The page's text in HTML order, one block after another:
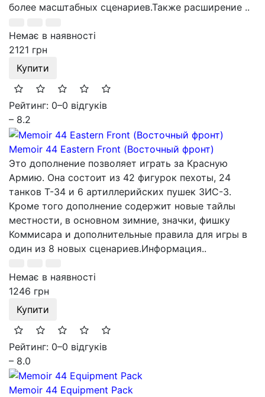
более масштабных сценариев.Также расширение ..
Немає в наявності
2121 грн
Купити
Рейтинг: 0–0 відгуків
– 8.2
Memoir 44 Eastern Front (Восточный фронт)
Это дополнение позволяет играть за Красную
Армию. Она состоит из 42 фигурок пехоты, 24
танков T-34 и 6 артиллерийских пушек ЗИС-3.
Кроме того дополнение содержит новые тайлы
местности, в основном зимние, значки, фишку
Коммисара и дополнительные правила для игры в
один из 8 новых сценариев.Информация..
Немає в наявності
1246 грн
Купити
Рейтинг: 0–0 відгуків
– 8.0
Memoir 44 Equipment Pack